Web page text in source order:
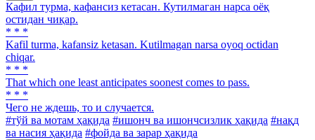
Кафил турма, кафансиз кетасан. Кутилмаган нарса оёқ
оcтидан чиқар.
* * *
Kafil turma, kafansiz ketasan. Kutilmagan narsa oyoq octidan
chiqar.
* * *
That which one least anticipates soonest comes to pass.
* * *
Чего не ждешь, то и случается.
#тўй ва мотам ҳақида #ишонч ва ишончсизлик ҳақида #нақд
ва насия ҳақида #фойда ва зарар ҳақида